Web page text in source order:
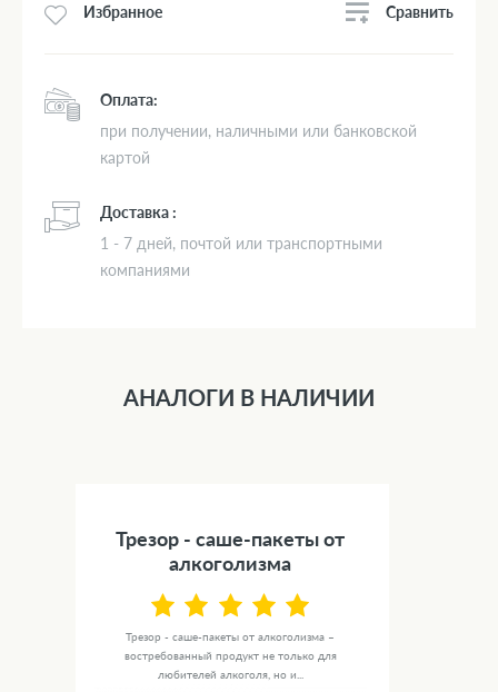
Избранное Сравнить
Оплата:
при получении, наличными или банковской
картой
Доставка :
1 - 7 дней, почтой или транспортными
компаниями
АНАЛОГИ В НАЛИЧИИ
Трезор - саше-пакеты от
алкоголизма
Трезор - саше-пакеты от алкоголизма –
востребованный продукт не только для
любителей алкоголя, но и...